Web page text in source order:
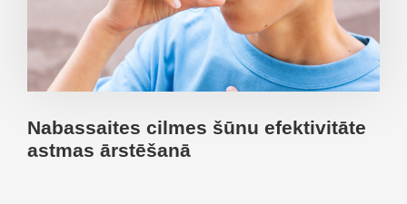
Nabassaites cilmes šūnu efektivitāte
astmas ārstēšanā